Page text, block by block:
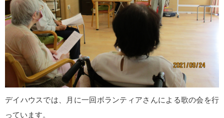
デイハウスでは、月に一回ボランティアさんによる歌の会を行
っています。